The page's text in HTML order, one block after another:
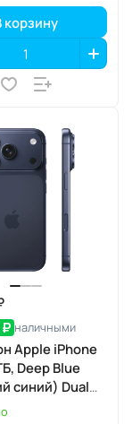
корзину
наличными
Apple iPhone
Deep Blue
синий) Dual